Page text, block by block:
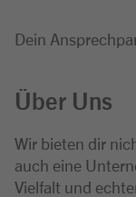
Dein
Über Uns
Wir bieten dir
auch eine
Vielfalt und